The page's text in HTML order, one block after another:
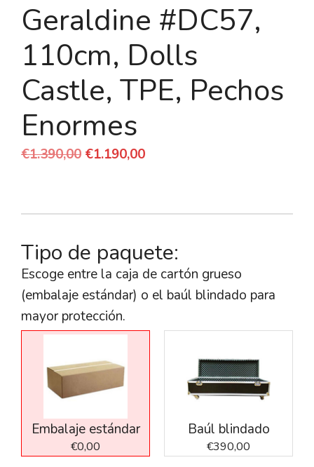
Geraldine #DC57,
110cm, Dolls
Castle, TPE, Pechos
Enormes
€1.390,00 El
era:
€1.190,00El
es:
Tipo de paquete:
Escoge entre la caja de cartón grueso
(embalaje estándar) o el baúl blindado para
mayor protección.
Embalaje estándar
€0,00
Baúl blindado
€390,00